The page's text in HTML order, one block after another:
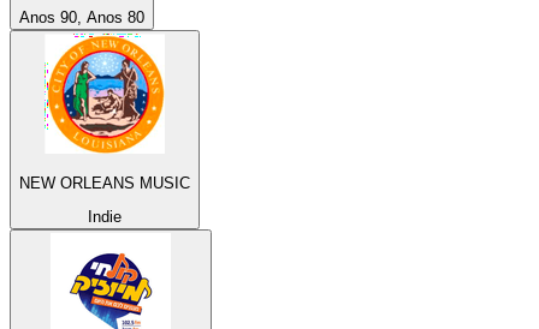
Anos 90, Anos 80
NEW ORLEANS MUSIC
Indie